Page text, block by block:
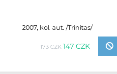
2007, kol. aut. /Trinitas/
173 CZK147 CZK